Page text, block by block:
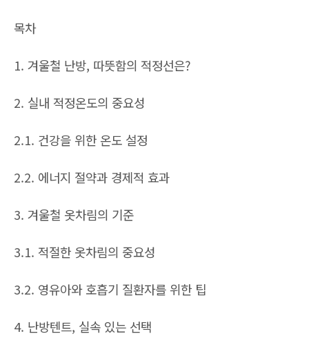
목차
1. 겨울철 난방, 따뜻함의 적정선은?
2. 실내 적정온도의 중요성
2.1. 건강을 위한 온도 설정
2.2. 에너지 절약과 경제적 효과
3. 겨울철 옷차림의 기준
3.1. 적절한 옷차림의 중요성
3.2. 영유아와 호흡기 질환자를 위한 팁
4. 난방텐트, 실속 있는 선택